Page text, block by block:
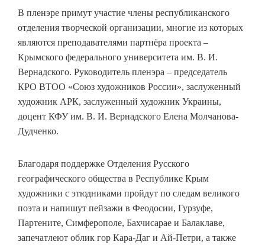
В пленэре примут участие члены республиканского
отделения творческой организации, многие из которых
являются преподавателями партнёра проекта –
Крымского федерального университета им. В. И.
Вернадского. Руководитель пленэра – председатель
КРО ВТОО «Союз художников России», заслуженный
художник АРК, заслуженный художник Украины,
доцент КФУ им. В. И. Вернадского Елена Молчанова-
Дудченко.
Благодаря поддержке Отделения Русского
географического общества в Республике Крым
художники с этюдниками пройдут по следам великого
поэта и напишут пейзажи в Феодосии, Гурзуфе,
Партените, Симферополе, Бахчисарае и Балаклаве,
запечатлеют облик гор Кара-Даг и Ай-Петри, а также